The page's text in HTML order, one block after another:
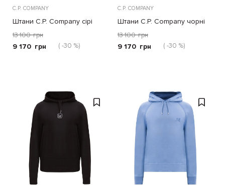
C.P. COMPANY
Штани C.P. Company сірі
13 100 грн
9 170 грн ( -30 %)
C.P. COMPANY
Штани C.P. Company чорні
13 100 грн
9 170 грн ( -30 %)